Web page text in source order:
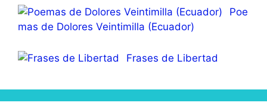
Poe
mas de Dolores Veintimilla (Ecuador)
Frases de Libertad